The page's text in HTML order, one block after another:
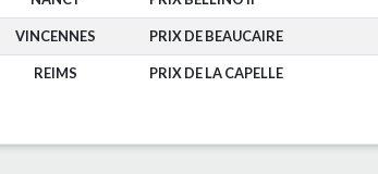
VINCENNES PRIX DE BEAUCAIRE
REIMS PRIX DE LA CAPELLE